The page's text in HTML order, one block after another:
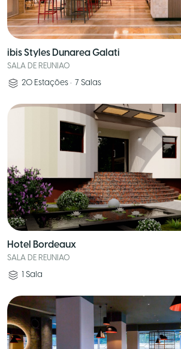
ibis Styles Dunarea Galati
SALA DE REUNIAO
20 Estações • 7 Salas
Hotel Bordeaux
SALA DE REUNIAO
1 Sala